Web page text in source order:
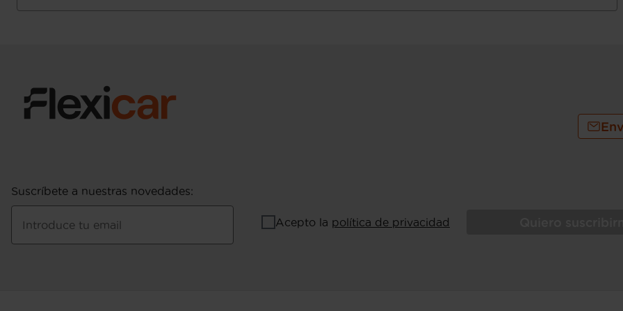
Suscríbete a nuestras novedades:
Introduce tu email Acepto la política de privacidad